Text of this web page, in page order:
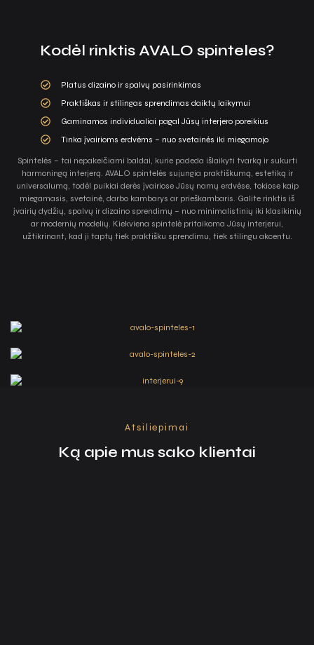
Kodėl rinktis AVALO spinteles?
Platus dizaino ir spalvų pasirinkimas
Praktiškas ir stilingas sprendimas daiktų laikymui
Gaminamos individualiai pagal Jūsų interjero poreikius
Tinka įvairioms erdvėms – nuo svetainės iki miegamojo
Spintelės – tai nepakeičiami baldai, kurie padeda išlaikyti tvarką ir sukurti
harmoningą interjerą. AVALO spintelės sujungia praktiškumą, estetiką ir
universalumą, todėl puikiai derės įvairiose Jūsų namų erdvėse, tokiose kaip
miegamasis, svetainė, darbo kambarys ar prieškambaris. Galite rinktis iš
įvairių dydžių, spalvų ir dizaino sprendimų – nuo minimalistinių iki klasikinių
ar modernių modelių. Kiekviena spintelė pritaikoma Jūsų interjerui,
užtikrinant, kad ji taptų tiek praktišku sprendimu, tiek stilingu akcentu.
Atsiliepimai
Ką apie mus sako klientai